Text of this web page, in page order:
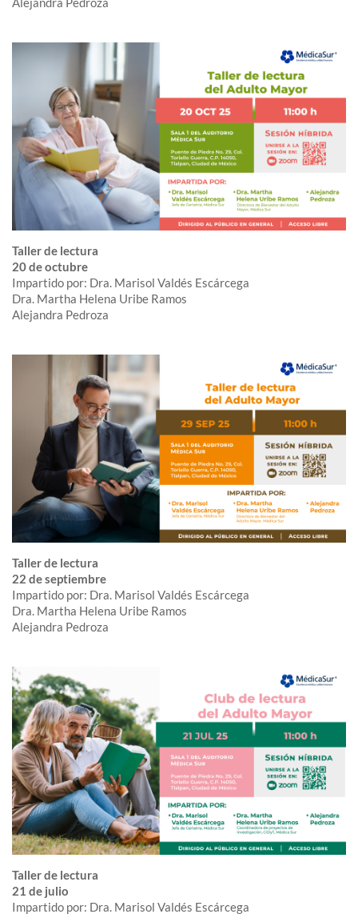
Taller de lectura
20 de octubre
Impartido por: Dra. Marisol Valdés Escárcega
Dra. Martha Helena Uribe Ramos
Alejandra Pedroza
Taller de lectura
22 de septiembre
Impartido por: Dra. Marisol Valdés Escárcega
Dra. Martha Helena Uribe Ramos
Alejandra Pedroza
Taller de lectura
21 de julio
Impartido por: Dra. Marisol Valdés Escárcega